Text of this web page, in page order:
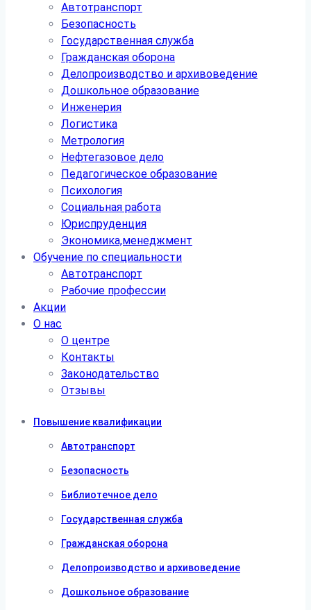
Автотранспорт
Безопасность
Государственная служба
Гражданская оборона
Делопроизводство и архивоведение
Дошкольное образование
Инженерия
Логистика
Метрология
Нефтегазовое дело
Педагогическое образование
Психология
Социальная работа
Юриспруденция
Экономика,менеджмент
Обучение по специальности
Автотранспорт
Рабочие профессии
Акции
О нас
О центре
Контакты
Законодательство
Отзывы
Повышение квалификации
Автотранспорт
Безопасность
Библиотечное дело
Государственная служба
Гражданская оборона
Делопроизводство и архивоведение
Дошкольное образование